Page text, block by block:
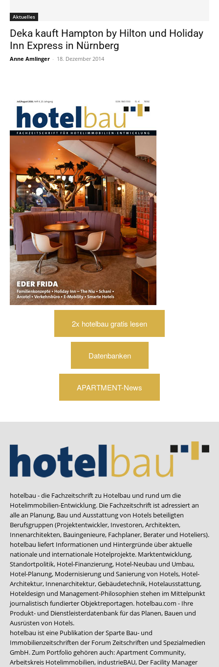
Aktuelles
Deka kauft Hampton by Hilton und Holiday
Inn Express in Nürnberg
Anne Amlinger - 18. Dezember 2014
2x hotelbau gratis lesen
Datenbanken
APARTMENT-News
hotelbau - die Fachzeitschrift zu Hotelbau und rund um die
Hotelimmobilien-Entwicklung. Die Fachzeitschrift ist adressiert an
alle an Planung, Bau und Ausstattung von Hotels beteiligten
Berufsgruppen (Projektentwickler, Investoren, Architekten,
Innenarchitekten, Bauingenieure, Fachplaner, Berater und Hoteliers).
hotelbau liefert Informationen und Hintergründe über aktuelle
nationale und internationale Hotelprojekte. Marktentwicklung,
Standortpolitik, Hotel-Finanzierung, Hotel-Neubau und Umbau,
Hotel-Planung, Modernisierung und Sanierung von Hotels, Hotel-
Architektur, Innenarchitektur, Gebäudetechnik, Hotelausstattung,
Hoteldesign und Management-Philosophien stehen im Mittelpunkt
journalistisch fundierter Objektreportagen. hotelbau.com - Ihre
Produkt- und Dienstleisterdatenbank für das Planen, Bauen und
Ausrüsten von Hotels.
hotelbau ist eine Publikation der Sparte Bau- und
Immobilienzeitschriften der Forum Zeitschriften und Spezialmedien
GmbH. Zum Portfolio gehören auch:Apartment Community,
Arbeitskreis Hotelimmobilien, industrieBAU, Der Facility Manager